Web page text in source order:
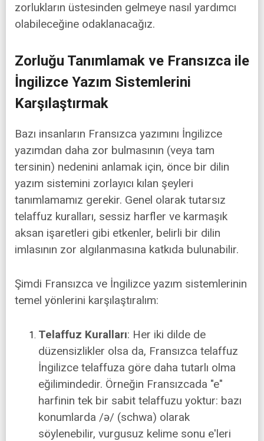
zorlukların üstesinden gelmeye nasıl yardımcı
olabileceğine odaklanacağız.
Zorluğu Tanımlamak ve Fransızca ile
İngilizce Yazım Sistemlerini
Karşılaştırmak
Bazı insanların Fransızca yazımını İngilizce
yazımdan daha zor bulmasının (veya tam
tersinin) nedenini anlamak için, önce bir dilin
yazım sistemini zorlayıcı kılan şeyleri
tanımlamamız gerekir. Genel olarak tutarsız
telaffuz kuralları, sessiz harfler ve karmaşık
aksan işaretleri gibi etkenler, belirli bir dilin
imlasının zor algılanmasına katkıda bulunabilir.
Şimdi Fransızca ve İngilizce yazım sistemlerinin
temel yönlerini karşılaştıralım:
Telaffuz Kuralları: Her iki dilde de
düzensizlikler olsa da, Fransızca telaffuz
İngilizce telaffuza göre daha tutarlı olma
eğilimindedir. Örneğin Fransızcada "e"
harfinin tek bir sabit telaffuzu yoktur: bazı
konumlarda /ə/ (schwa) olarak
söylenebilir, vurgusuz kelime sonu e'leri